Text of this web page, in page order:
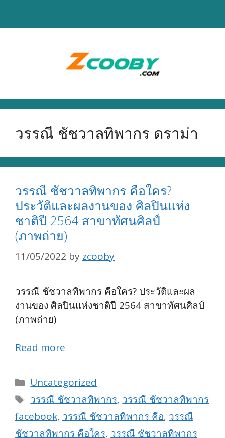
วรรณี ชัชวาลทิพากร ดราม่า
วรรณี ชัชวาลทิพากร คือใคร?
ประวัติและผลงานของ ศิลปินแห่ง
ชาติปี 2564 สาขาทัศนศิลป์
(ภาพถ่าย)
11/05/2022 by zcooby
วรรณี ชัชวาลทิพากร คือใคร? ประวัติและผล
งานของ ศิลปินแห่งชาติปี 2564 สาขาทัศนศิลป์
(ภาพถ่าย)
Read more
Categories
Uncategorized
Tags
วรรณี ชัชวาลทิพากร, วรรณี ชัชวาลทิพากร
facebook, วรรณี ชัชวาลทิพากร คือ, วรรณี
ชัชวาลทิพากร คือใคร, วรรณี ชัชวาลทิพากร